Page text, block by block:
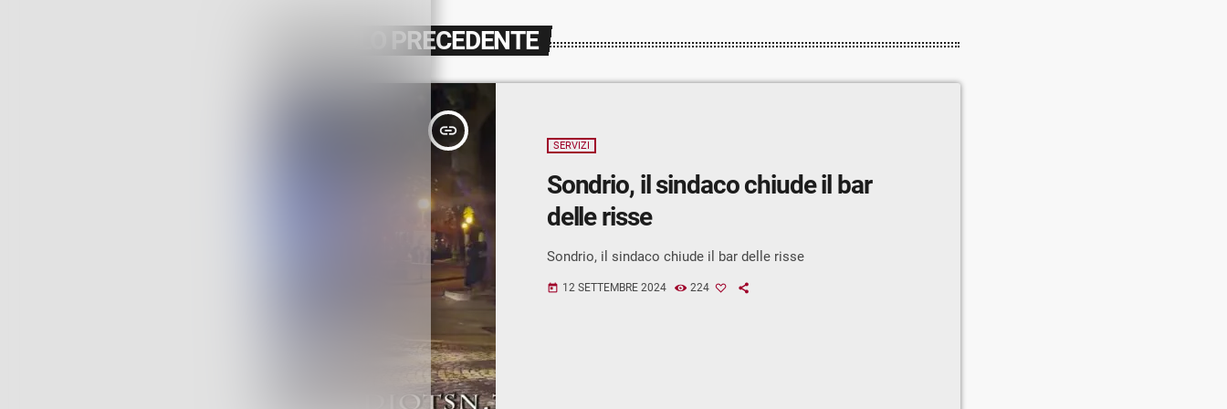
ARTICOLO PRECEDENTE
insert_link
SERVIZI
Sondrio, il sindaco chiude il bar
delle risse
Sondrio, il sindaco chiude il bar delle risse
today 12 SETTEMBRE 2024 224